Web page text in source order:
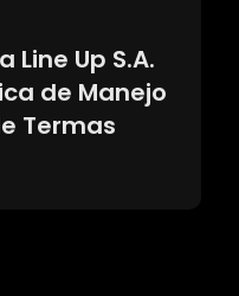
Up S.A.
de Manejo
Termas